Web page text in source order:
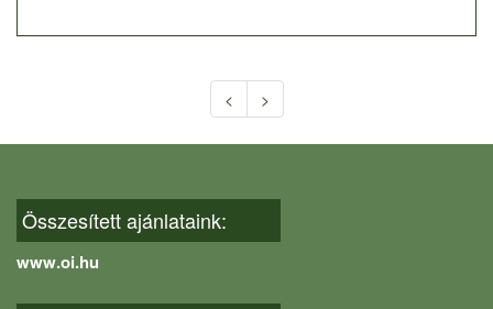
< >
Összesített ajánlataink:
www.oi.hu